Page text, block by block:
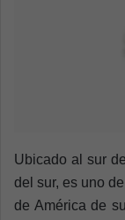
Ubicado al sur
del sur, es uno
de América de